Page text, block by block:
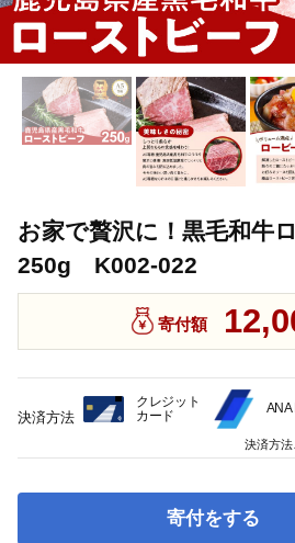
お家で贅沢に！黒毛和牛
250g K002-022
寄付額
寄付をする
決済方法
クレジット
カード
ANA
決済方法